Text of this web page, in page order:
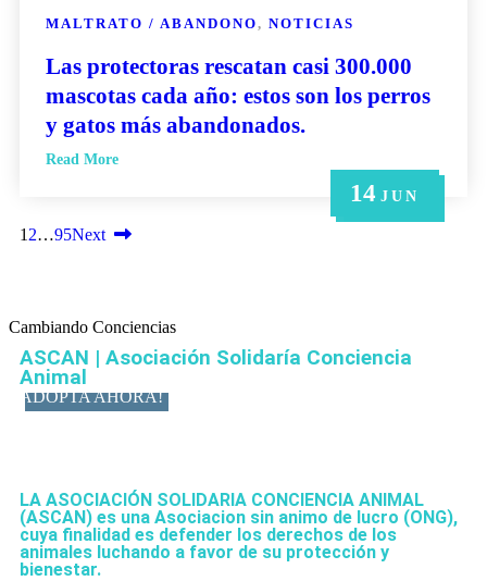
14 JUN
6 MAY
6 MAY
21 JUN
14 JUN
MALTRATO / ABANDONO, NOTICIAS
Las protectoras rescatan casi 300.000
mascotas cada año: estos son los perros
y gatos más abandonados.
Read More
1 2…95Next
Cambiando Conciencias
ASCAN | Asociación Solidaría Conciencia
Animal
ADOPTA AHORA!
LA ASOCIACIÓN SOLIDARIA CONCIENCIA ANIMAL
(ASCAN) es una Asociacion sin animo de lucro (ONG),
cuya finalidad es defender los derechos de los
animales luchando a favor de su protección y
bienestar.